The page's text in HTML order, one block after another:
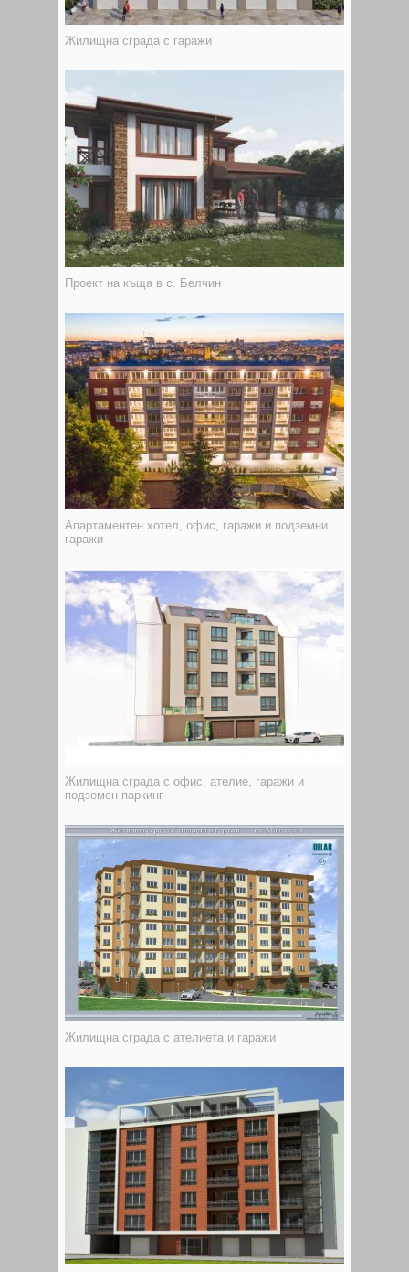
Жилищна сграда с гаражи
Проект на къща в с. Белчин
Апартаментен хотел, офис, гаражи и подземни
гаражи
Жилищна сграда с офис, ателие, гаражи и
подземен паркинг
Жилищна сграда с ателиета и гаражи